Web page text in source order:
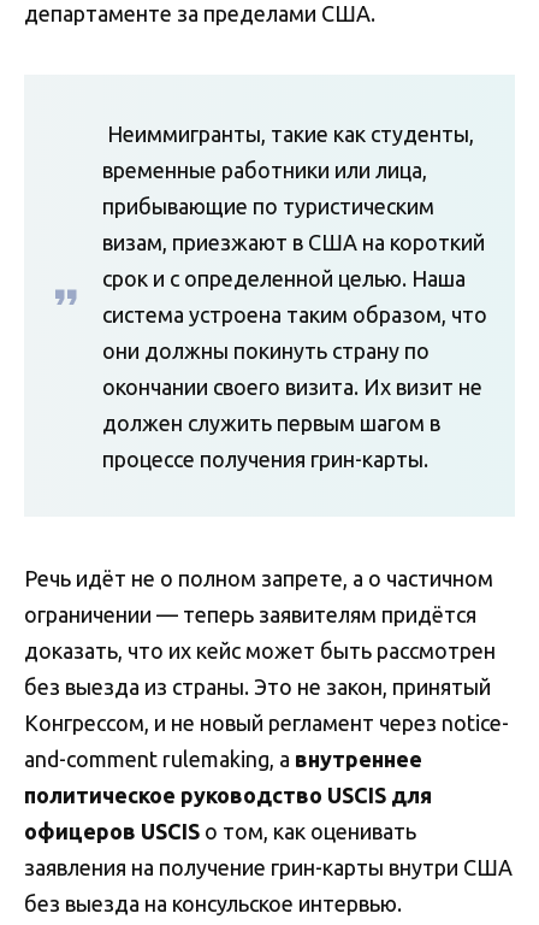
департаменте за пределами США.
Неиммигранты, такие как студенты,
временные работники или лица,
прибывающие по туристическим
визам, приезжают в США на короткий
срок и с определенной целью. Наша
система устроена таким образом, что
они должны покинуть страну по
окончании своего визита. Их визит не
должен служить первым шагом в
процессе получения грин-карты.
Речь идёт не о полном запрете, а о частичном
ограничении — теперь заявителям придётся
доказать, что их кейс может быть рассмотрен
без выезда из страны. Это не закон, принятый
Конгрессом, и не новый регламент через notice-
and-comment rulemaking, а внутреннее
политическое руководство USCIS для
офицеров USCIS о том, как оценивать
заявления на получение грин-карты внутри США
без выезда на консульское интервью.